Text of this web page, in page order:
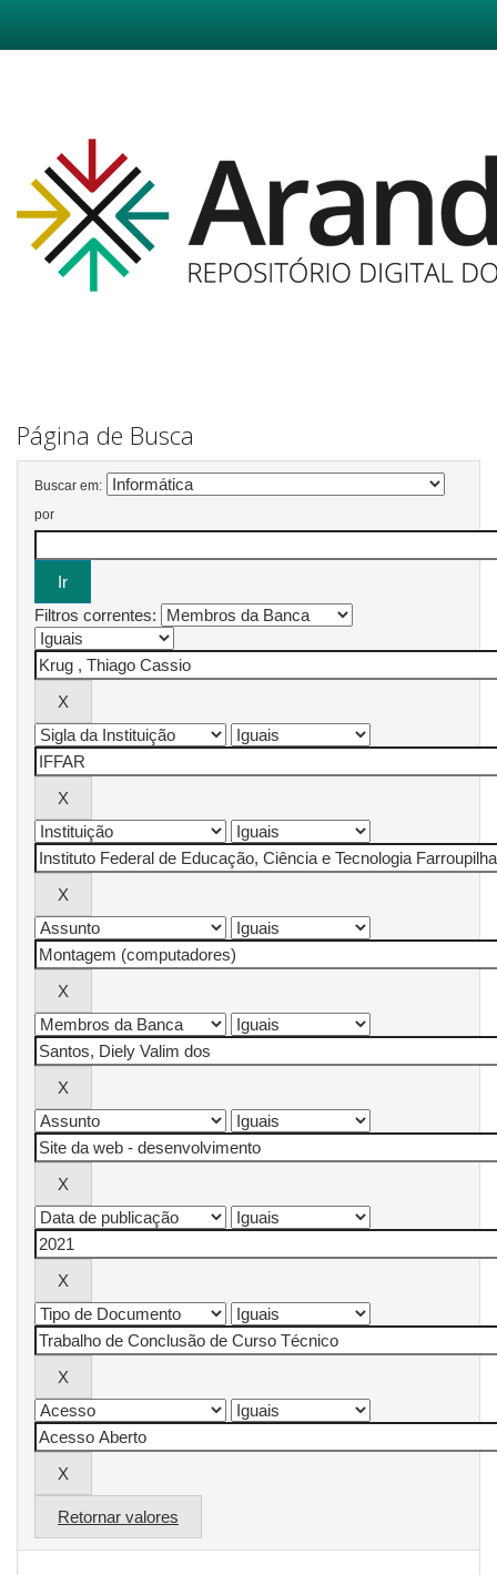
Página de Busca
Buscar em:
por
Filtros correntes:
Retornar valores